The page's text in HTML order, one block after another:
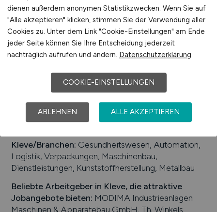
Einwohner:
Verkehrsanbindungen:Bahnhof Kleve,
Bundesstraßen B 9, B 220 und B 57
Arbeiten in der Nähe von
Kleve
Nordrhein-
Westfalen, Emmerich am Rhein, Berg en Dal (NL),
Bedburg-Hau, Goch, Kranenburg, Kalkar, Zevenaar
Universitäten/Hochschulen:Hochschule Rhein-
Waal Campus Kleve
Kleve/Branchen: Gesundheitswesen, Automation,
Logistik, Verpackungen, Maschinenbau,
Dienstleistungen, Kunststoffherstellung, Metallbau
Beliebte Arbeitgeber in Kleve, die attraktive
Jobangebote bieten: MODIMA Industrieanlagen
Maschinen & Apparatebau GmbH, Th. Winkels
dienen außerdem anonymen Statistikzwecken. Wenn Sie auf
"Alle akzeptieren" klicken, stimmen Sie der Verwendung aller
Cookies zu. Unter dem Link "Cookie-Einstellungen" am Ende
jeder Seite können Sie Ihre Entscheidung jederzeit
nachträglich aufrufen und ändern. Datenschutzerklärung
COOKIE-EINSTELLUNGEN
ABLEHNEN ALLE AKZEPTIEREN